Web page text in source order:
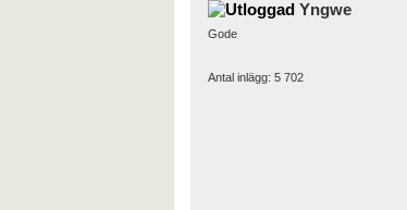
Yngwe
Gode
Antal inlägg: 5 702